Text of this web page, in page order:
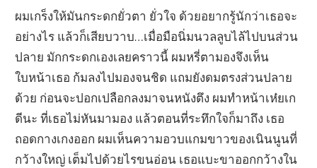
ผมเกร็งให้มันกระดกยั่วตา ยั่วใจ ด้วยอยากรู้นักว่าเธอจะ
อย่างไร แล้วก็เสียบวาบ…เมื่อมือนิ่มนวลลูบไล้ไปบนส่วน
ปลาย มักกระดกเองเลยคราวนี้ ผมหรี่ตามองจึงเห็น
ใบหน้าเธอ ก้มลงไปมองจนชิด แถมยังดมตรงส่วนปลาย
ด้วย ก่อนจะปอกเปลือกลงมาจนหนังตึง ผมทำหน้าเห๋ยเก
ดีนะ ที่เธอไม่หันมามอง แล้วตอนที่ระทึกใจก็มาถึง เธอ
ถอดกางเกงออก ผมเห็นความอวบแกมขาวของเนินนูนที่
กว้างใหญ่ เต็มไปด้วยไรขนอ่อน เธอแบะขาออกกว้างใน